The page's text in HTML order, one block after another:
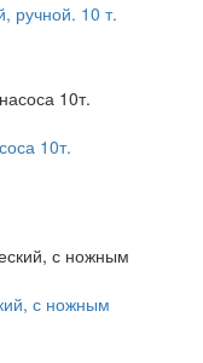
ручной. 10 т.
10т.
с ножным